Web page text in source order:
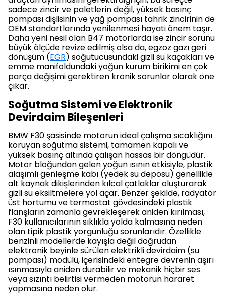
sadece zincir ve paletlerin değil, yüksek basınç
pompası dişlisinin ve yağ pompası tahrik zincirinin de
OEM standartlarında yenilenmesi hayati önem taşır.
Daha yeni nesil olan B47 motorlarda ise zincir sorunu
büyük ölçüde revize edilmiş olsa da, egzoz gazı geri
dönüşüm (EGR) soğutucusundaki gizli su kaçakları ve
emme manifoldundaki yoğun kurum birikimi en çok
parça değişimi gerektiren kronik sorunlar olarak öne
çıkar.
Soğutma Sistemi ve Elektronik
Devirdaim Bileşenleri
BMW F30 şasisinde motorun ideal çalışma sıcaklığını
koruyan soğutma sistemi, tamamen kapalı ve
yüksek basınç altında çalışan hassas bir döngüdür.
Motor bloğundan gelen yoğun ısının etkisiyle, plastik
alaşımlı genleşme kabı (yedek su deposu) genellikle
alt kaynak dikişlerinden kılcal çatlaklar oluşturarak
gizli su eksiltmelere yol açar. Benzer şekilde, radyatör
üst hortumu ve termostat gövdesindeki plastik
flanşların zamanla gevrekleşerek aniden kırılması,
F30 kullanıcılarının sıklıkla yolda kalmasına neden
olan tipik plastik yorgunluğu sorunlarıdır. Özellikle
benzinli modellerde kayışla değil doğrudan
elektronik beyinle sürülen elektrikli devirdaim (su
pompası) modülü, içerisindeki entegre devrenin aşırı
ısınmasıyla aniden durabilir ve mekanik hiçbir ses
veya sızıntı belirtisi vermeden motorun hararet
yapmasına neden olur.